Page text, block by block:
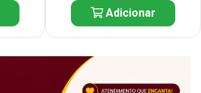
Adicionar